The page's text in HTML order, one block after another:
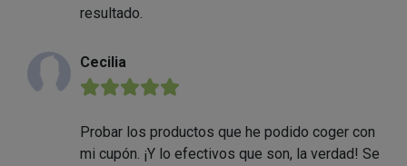
resultado.
Cecilia
★★★★★
Probar los productos que he podido coger con
mi cupón. ¡Y lo efectivos que son, la verdad! Se